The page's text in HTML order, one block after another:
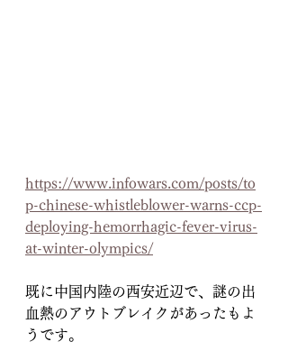
https://www.infowars.com/posts/to
p-chinese-whistleblower-warns-ccp-
deploying-hemorrhagic-fever-virus-
at-winter-olympics/
既に中国内陸の西安近辺で、謎の出
血熱のアウトブレイクがあったもよ
うです。